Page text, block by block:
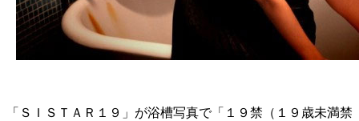
「ＳＩＳＴＡＲ１９」が浴槽写真で「１９禁（１９歳未満禁